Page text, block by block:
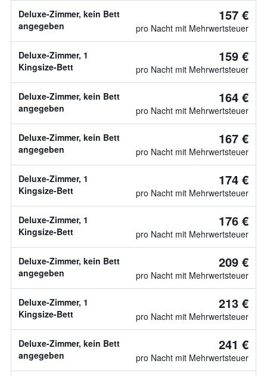
Deluxe-Zimmer, kein Bett
angegeben
157 €
pro Nacht mit Mehrwertsteuer
Deluxe-Zimmer, 1
Kingsize-Bett
159 €
pro Nacht mit Mehrwertsteuer
Deluxe-Zimmer, kein Bett
angegeben
164 €
pro Nacht mit Mehrwertsteuer
Deluxe-Zimmer, kein Bett
angegeben
167 €
pro Nacht mit Mehrwertsteuer
Deluxe-Zimmer, 1
Kingsize-Bett
174 €
pro Nacht mit Mehrwertsteuer
Deluxe-Zimmer, 1
Kingsize-Bett
176 €
pro Nacht mit Mehrwertsteuer
Deluxe-Zimmer, kein Bett
angegeben
209 €
pro Nacht mit Mehrwertsteuer
Deluxe-Zimmer, 1
Kingsize-Bett
213 €
pro Nacht mit Mehrwertsteuer
Deluxe-Zimmer, kein Bett
angegeben
241 €
pro Nacht mit Mehrwertsteuer